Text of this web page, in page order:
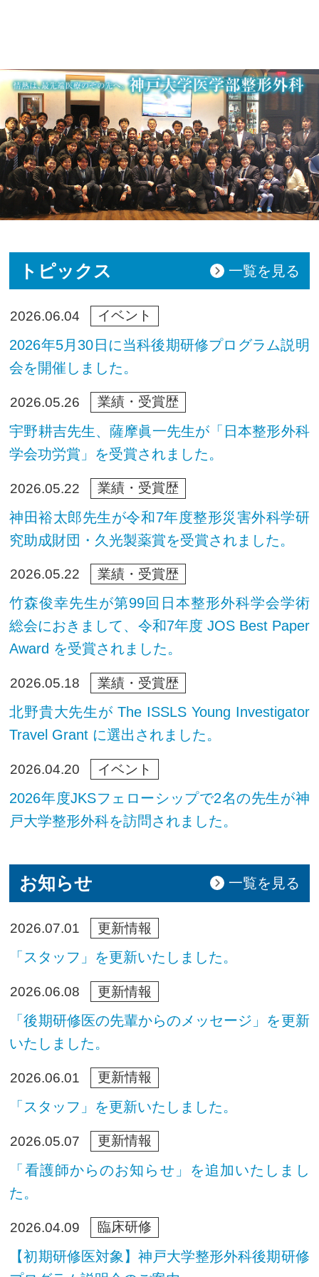
トピックス 一覧を見る
2026.06.04 イベント
2026年5月30日に当科後期研修プログラム説明
会を開催しました。
2026.05.26 業績・受賞歴
宇野耕吉先生、薩摩眞一先生が「日本整形外科
学会功労賞」を受賞されました。
2026.05.22 業績・受賞歴
神田裕太郎先生が令和7年度整形災害外科学研
究助成財団・久光製薬賞を受賞されました。
2026.05.22 業績・受賞歴
竹森俊幸先生が第99回日本整形外科学会学術
総会におきまして、令和7年度 JOS Best Paper
Award を受賞されました。
2026.05.18 業績・受賞歴
北野貴大先生が The ISSLS Young Investigator
Travel Grant に選出されました。
2026.04.20 イベント
2026年度JKSフェローシップで2名の先生が神
戸大学整形外科を訪問されました。
お知らせ 一覧を見る
2026.07.01 更新情報
「スタッフ」を更新いたしました。
2026.06.08 更新情報
「後期研修医の先輩からのメッセージ」を更新
いたしました。
2026.06.01 更新情報
「スタッフ」を更新いたしました。
2026.05.07 更新情報
「看護師からのお知らせ」を追加いたしまし
た。
2026.04.09 臨床研修
【初期研修医対象】神戸大学整形外科後期研修